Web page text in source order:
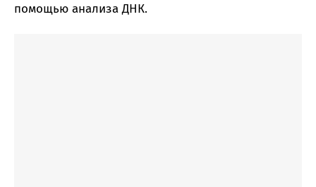
помощью анализа ДНК.